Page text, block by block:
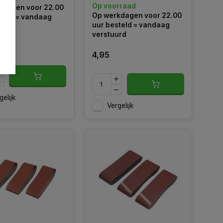
slijtage. Voor
van hout, verf,
voor 22.00
= vandaag
Op voorraad
Op werkdagen voor 22.00
uur besteld = vandaag
verstuurd
4,95
Vergelijk